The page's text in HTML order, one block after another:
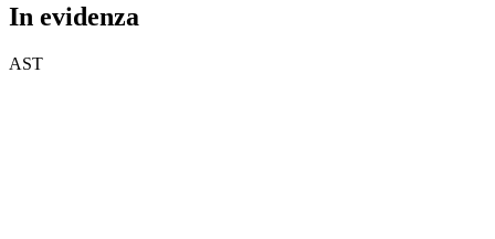
In evidenza
AST